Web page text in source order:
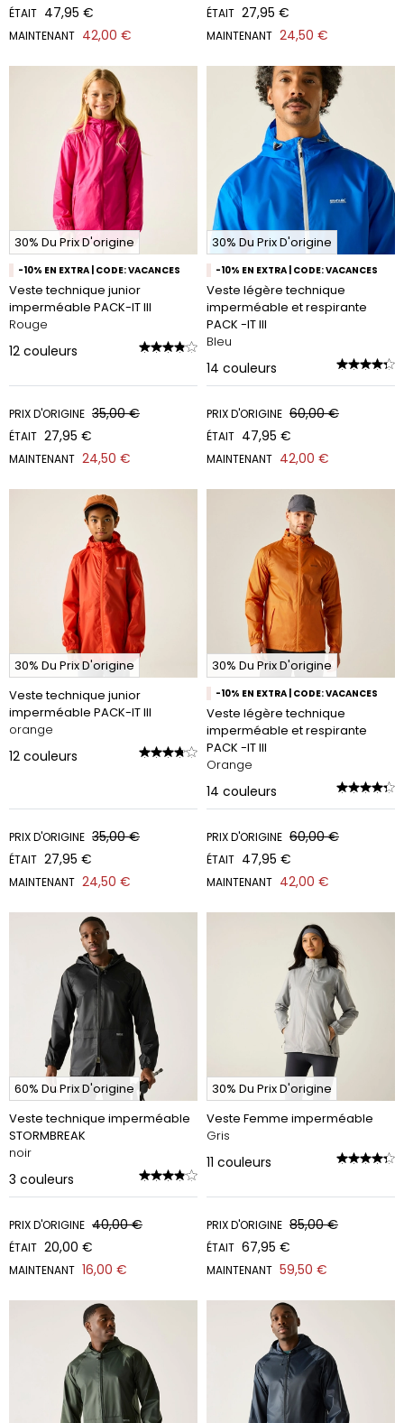
ÉTAIT 47,95 €
MAINTENANT 42,00 €
ÉTAIT 27,95 €
MAINTENANT 24,50 €
30% Du Prix D'origine
-10% EN EXTRA | CODE: VACANCES
Veste technique junior
imperméable PACK-IT III
Rouge
12 couleurs
PRIX D'ORIGINE 35,00 €
ÉTAIT 27,95 €
MAINTENANT 24,50 €
30% Du Prix D'origine
-10% EN EXTRA | CODE: VACANCES
Veste légère technique
imperméable et respirante
PACK -IT III
Bleu
14 couleurs
PRIX D'ORIGINE 60,00 €
ÉTAIT 47,95 €
MAINTENANT 42,00 €
30% Du Prix D'origine
Veste technique junior
imperméable PACK-IT III
orange
12 couleurs
PRIX D'ORIGINE 35,00 €
ÉTAIT 27,95 €
MAINTENANT 24,50 €
30% Du Prix D'origine
-10% EN EXTRA | CODE: VACANCES
Veste légère technique
imperméable et respirante
PACK -IT III
Orange
14 couleurs
PRIX D'ORIGINE 60,00 €
ÉTAIT 47,95 €
MAINTENANT 42,00 €
60% Du Prix D'origine
Veste technique imperméable
STORMBREAK
noir
3 couleurs
PRIX D'ORIGINE 40,00 €
ÉTAIT 20,00 €
MAINTENANT 16,00 €
30% Du Prix D'origine
Veste Femme imperméable
Gris
11 couleurs
PRIX D'ORIGINE 85,00 €
ÉTAIT 67,95 €
MAINTENANT 59,50 €